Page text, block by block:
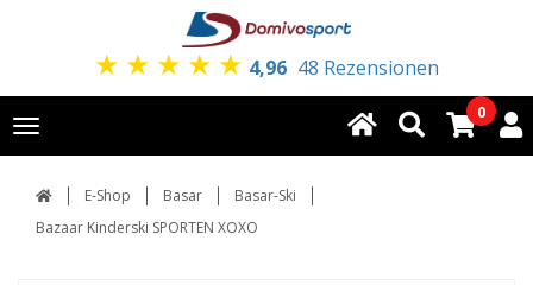
★ ★ ★ ★ ★ 4,96 48 Rezensionen
Toggle
navigation
0
E-Shop Basar
Basar-Ski
Bazaar Kinderski SPORTEN XOXO